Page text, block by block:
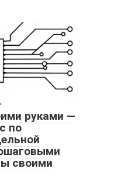
руками —
по
своими